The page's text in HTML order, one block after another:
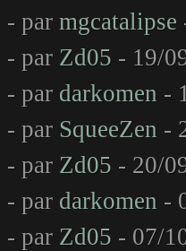
- par mgcatalipse
- par Zd05 - 19/
- par darkomen -
- par SqueeZen -
- par Zd05 - 20/
- par darkomen -
- par Zd05 - 07/